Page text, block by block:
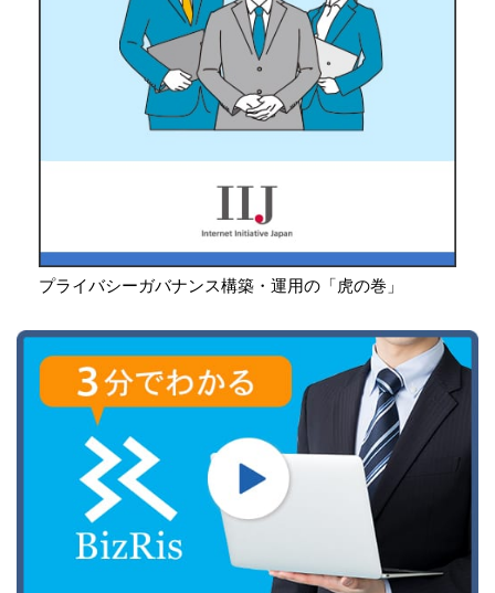
プライバシーガバナンス構築・運用の「虎の巻」